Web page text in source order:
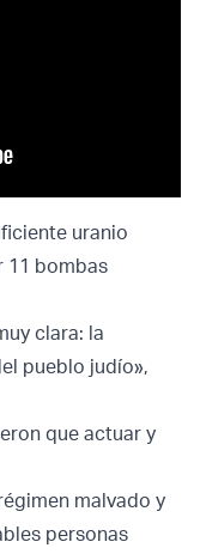
uranio
11 bombas
clara: la
pueblo judío»,
que actuar y
malvado y
personas